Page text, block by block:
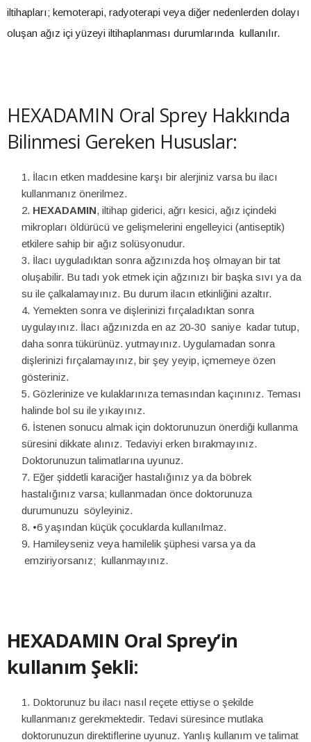
iltihapları; kemoterapi, radyoterapi veya diğer nedenlerden dolayı
oluşan ağız içi yüzeyi iltihaplanması durumlarında kullanılır.
HEXADAMIN Oral Sprey Hakkında
Bilinmesi Gereken Hususlar:
İlacın etken maddesine karşı bir alerjiniz varsa bu ilacı
kullanmanız önerilmez.
HEXADAMIN, iltihap giderici, ağrı kesici, ağız içindeki
mikropları öldürücü ve gelişmelerini engelleyici (antiseptik)
etkilere sahip bir ağız solüsyonudur.
İlacı uyguladıktan sonra ağzınızda hoş olmayan bir tat
oluşabilir. Bu tadı yok etmek için ağzınızı bir başka sıvı ya da
su ile çalkalamayınız. Bu durum ilacın etkinliğini azaltır.
Yemekten sonra ve dişlerinizi fırçaladıktan sonra
uygulayınız. İlacı ağzınızda en az 20-30 saniye kadar tutup,
daha sonra tükürünüz. yutmayınız. Uygulamadan sonra
dişlerinizi fırçalamayınız, bir şey yeyip, içmemeye özen
gösteriniz.
Gözlerinize ve kulaklarınıza temasından kaçınınız. Teması
halinde bol su ile yıkayınız.
İstenen sonucu almak için doktorunuzun önerdiği kullanma
süresini dikkate alınız. Tedaviyi erken bırakmayınız.
Doktorunuzun talimatlarına uyunuz.
Eğer şiddetli karaciğer hastalığınız ya da böbrek
hastalığınız varsa; kullanmadan önce doktorunuza
durumunuzu söyleyiniz.
•6 yaşından küçük çocuklarda kullanılmaz.
Hamileyseniz veya hamilelik şüphesi varsa ya da
emziriyorsanız; kullanmayınız.
HEXADAMIN Oral Sprey’in
kullanım Şekli:
Doktorunuz bu ilacı nasıl reçete ettiyse o şekilde
kullanmanız gerekmektedir. Tedavi süresince mutlaka
doktorunuzun direktiflerine uyunuz. Yanlış kullanım ve talimat